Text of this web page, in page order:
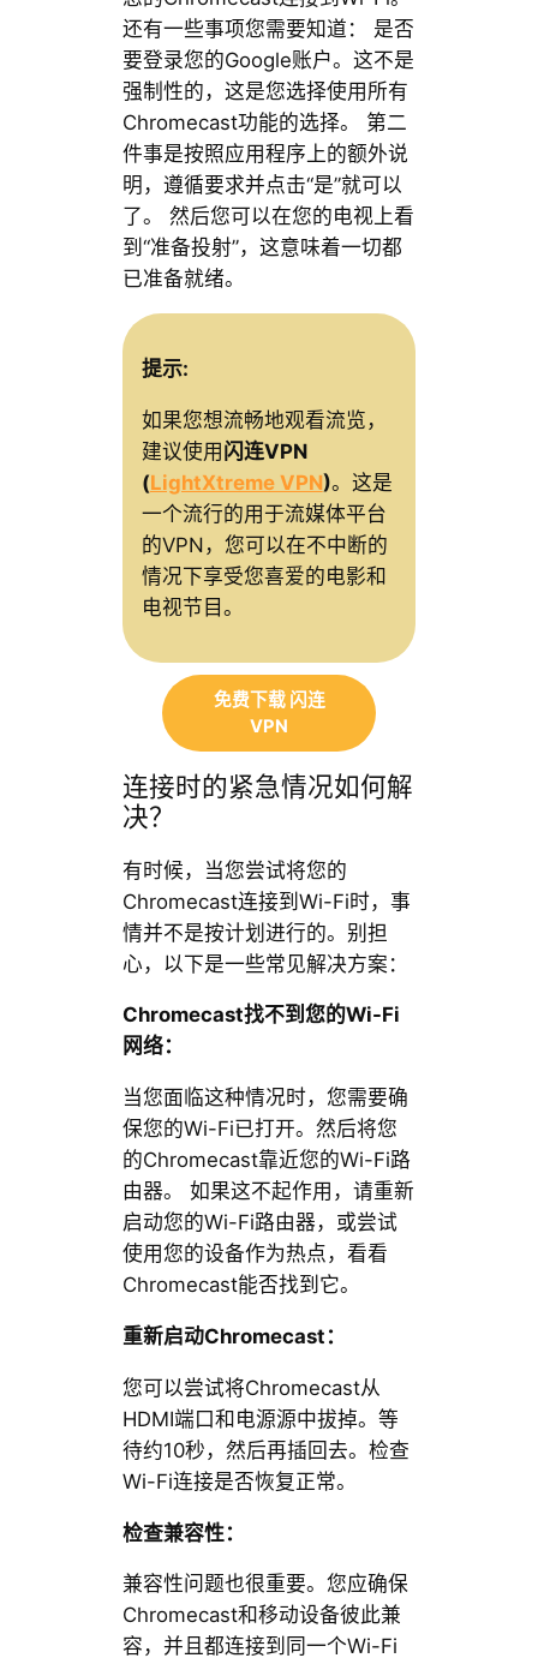
还有一些事项您需要知道： 是否
要登录您的Google账户。这不是
强制性的，这是您选择使用所有
Chromecast功能的选择。 第二
件事是按照应用程序上的额外说
明，遵循要求并点击“是”就可以
了。 然后您可以在您的电视上看
到“准备投射”，这意味着一切都
已准备就绪。
提示:
如果您想流畅地观看流览，
建议使用闪连VPN
(LightXtreme VPN)。这是
一个流行的用于流媒体平台
的VPN，您可以在不中断的
情况下享受您喜爱的电影和
电视节目。
免费下载 闪连
VPN
连接时的紧急情况如何解
决？
有时候，当您尝试将您的
Chromecast连接到Wi-Fi时，事
情并不是按计划进行的。别担
心，以下是一些常见解决方案：
Chromecast找不到您的Wi-Fi
网络：
当您面临这种情况时，您需要确
保您的Wi-Fi已打开。然后将您
的Chromecast靠近您的Wi-Fi路
由器。 如果这不起作用，请重新
启动您的Wi-Fi路由器，或尝试
使用您的设备作为热点，看看
Chromecast能否找到它。
重新启动Chromecast：
您可以尝试将Chromecast从
HDMI端口和电源源中拔掉。等
待约10秒，然后再插回去。检查
Wi-Fi连接是否恢复正常。
检查兼容性：
兼容性问题也很重要。您应确保
Chromecast和移动设备彼此兼
容，并且都连接到同一个Wi-Fi